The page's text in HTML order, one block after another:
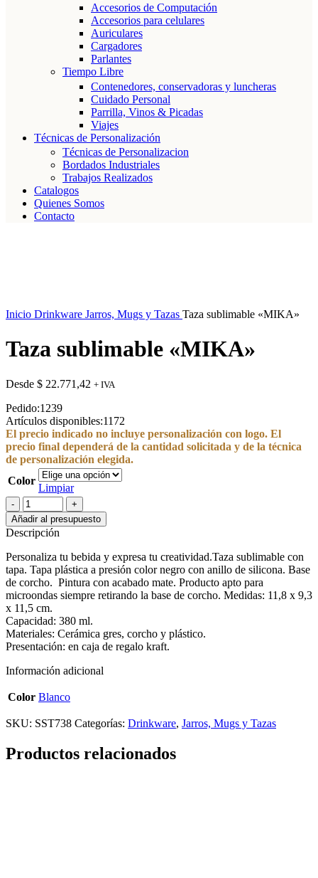
Accesorios de Computación
Accesorios para celulares
Auriculares
Cargadores
Parlantes
Tiempo Libre
Contenedores, conservadoras y luncheras
Cuidado Personal
Parrilla, Vinos & Picadas
Viajes
Técnicas de Personalización
Técnicas de Personalizacion
Bordados Industriales
Trabajos Realizados
Catalogos
Quienes Somos
Contacto
Inicio Drinkware Jarros, Mugs y Tazas Taza sublimable «MIKA»
Taza sublimable «MIKA»
Desde $ 22.771,42 + IVA
Pedido:1239
Artículos disponibles:1172
El precio indicado no incluye personalización con logo. El
precio final dependerá de la cantidad solicitada y de la técnica
de personalización elegida.
Color
Limpiar
Taza
sublimable
"MIKA"
cantidad
Añadir al presupuesto
Descripción
Personaliza tu bebida y expresa tu creatividad.Taza sublimable con
tapa. Tapa plástica a presión color negro con anillo de silicona. Base
de corcho. Pintura con acabado mate. Producto apto para
microondas siempre retirando la base de corcho. Medidas: 11,8 x 9,3
x 11,5 cm.
Capacidad: 380 ml.
Materiales: Cerámica gres, corcho y plástico.
Presentación: en caja de regalo kraft.
Información adicional
Color Blanco
SKU: SST738 Categorías: Drinkware, Jarros, Mugs y Tazas
Productos relacionados